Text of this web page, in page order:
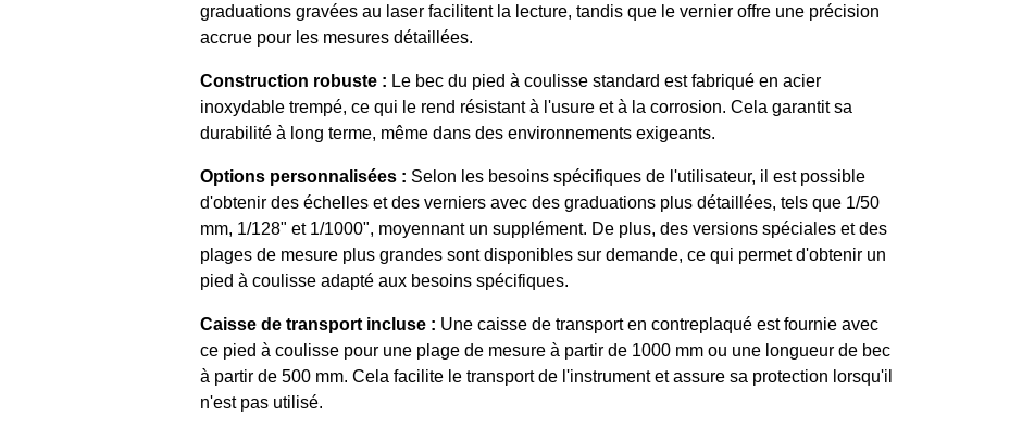
graduations gravées au laser facilitent la lecture, tandis que le vernier offre une précision
accrue pour les mesures détaillées.
Construction robuste : Le bec du pied à coulisse standard est fabriqué en acier
inoxydable trempé, ce qui le rend résistant à l'usure et à la corrosion. Cela garantit sa
durabilité à long terme, même dans des environnements exigeants.
Options personnalisées : Selon les besoins spécifiques de l'utilisateur, il est possible
d'obtenir des échelles et des verniers avec des graduations plus détaillées, tels que 1/50
mm, 1/128ʺ et 1/1000ʺ, moyennant un supplément. De plus, des versions spéciales et des
plages de mesure plus grandes sont disponibles sur demande, ce qui permet d'obtenir un
pied à coulisse adapté aux besoins spécifiques.
Caisse de transport incluse : Une caisse de transport en contreplaqué est fournie avec
ce pied à coulisse pour une plage de mesure à partir de 1000 mm ou une longueur de bec
à partir de 500 mm. Cela facilite le transport de l'instrument et assure sa protection lorsqu'il
n'est pas utilisé.